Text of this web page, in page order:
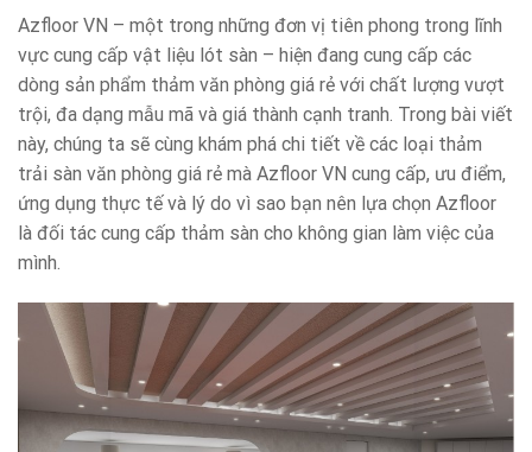
Azfloor VN – một trong những đơn vị tiên phong trong lĩnh
vực cung cấp vật liệu lót sàn – hiện đang cung cấp các
dòng sản phẩm thảm văn phòng giá rẻ với chất lượng vượt
trội, đa dạng mẫu mã và giá thành cạnh tranh. Trong bài viết
này, chúng ta sẽ cùng khám phá chi tiết về các loại thảm
trải sàn văn phòng giá rẻ mà Azfloor VN cung cấp, ưu điểm,
ứng dụng thực tế và lý do vì sao bạn nên lựa chọn Azfloor
là đối tác cung cấp thảm sàn cho không gian làm việc của
mình.